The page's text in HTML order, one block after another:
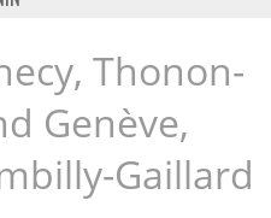
Thonon-
Genève,
Gaillard